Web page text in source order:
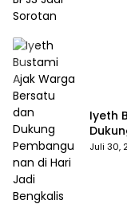
Iyeth
Juli 30,